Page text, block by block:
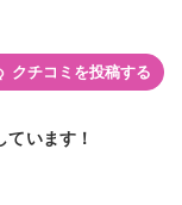
クチコミを投稿する
います！